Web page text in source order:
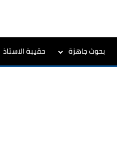
بحوث جاهزة حقيبة الاستاذ